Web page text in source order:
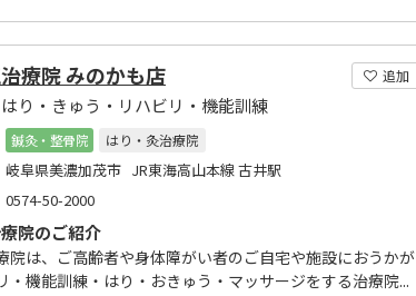
追加
療院 みのかも店
り・きゅう・リハビリ・機能訓練
鍼灸・整骨院
はり・灸治療院
岐阜県美濃加茂市 JR東海高山本線 古井駅
0574-50-2000
院のご紹介
院は、ご高齢者や身体障がい者のご自宅や施設におうかが
・機能訓練・はり・おきゅう・マッサージをする治療院...